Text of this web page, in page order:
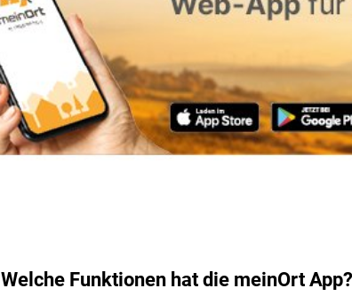
Welche Funktionen hat die meinOrt App?